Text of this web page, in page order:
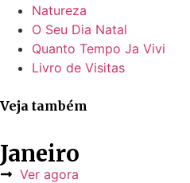
Natureza
O Seu Dia Natal
Quanto Tempo Ja Vivi
Livro de Visitas
Veja também
Janeiro
Ver agora